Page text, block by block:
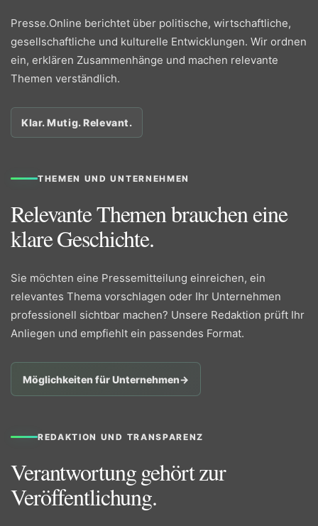
Presse.Online berichtet über politische, wirtschaftliche,
gesellschaftliche und kulturelle Entwicklungen. Wir ordnen
ein, erklären Zusammenhänge und machen relevante
Themen verständlich.
Klar. Mutig. Relevant.
THEMEN UND UNTERNEHMEN
Relevante Themen brauchen eine
klare Geschichte.
Sie möchten eine Pressemitteilung einreichen, ein
relevantes Thema vorschlagen oder Ihr Unternehmen
professionell sichtbar machen? Unsere Redaktion prüft Ihr
Anliegen und empfiehlt ein passendes Format.
Möglichkeiten für Unternehmen→
REDAKTION UND TRANSPARENZ
Verantwortung gehört zur
Veröffentlichung.